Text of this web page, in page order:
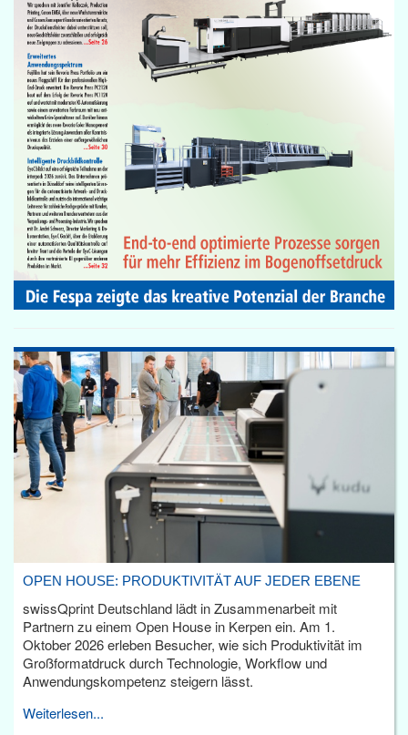
OPEN HOUSE: PRODUKTIVITÄT AUF JEDER EBENE
swissQprint Deutschland lädt in Zusammenarbeit mit
Partnern zu einem Open House in Kerpen ein. Am 1.
Oktober 2026 erleben Besucher, wie sich Produktivität im
Großformatdruck durch Technologie, Workflow und
Anwendungskompetenz steigern lässt.
Weiterlesen...